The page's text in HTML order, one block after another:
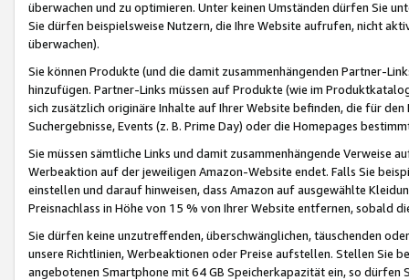
überwachen und zu optimieren. Unter keinen Umständen dürfen Sie
Sie dürfen beispielsweise Nutzern, die Ihre Website aufrufen, nicht
überwachen).
Sie können Produkte (und die damit zusammenhängenden Partner-
hinzufügen. Partner-Links müssen auf Produkte (wie im
sich zusätzlich originäre Inhalte auf Ihrer Website befinden, die für
Suchergebnisse, Events (z. B. Prime Day) oder die Homepages
Sie müssen sämtliche Links und damit zusammenhängende
Werbeaktion auf der jeweiligen Amazon-Website endet. Falls Sie
einstellen und darauf hinweisen, dass Amazon auf ausgewählte
Preisnachlass in Höhe von 15 % von Ihrer Website entfernen, sobald
Sie dürfen keine unzutreffenden, überschwänglichen, täuschenden
unsere Richtlinien, Werbeaktionen oder Preise aufstellen. Stellen Sie
angebotenen Smartphone mit 64 GB Speicherkapazität ein, so dürfen